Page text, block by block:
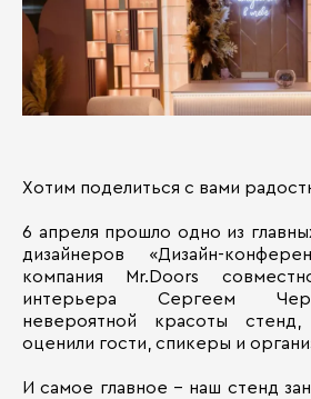
Хотим поделиться с вами
6 апреля прошло одно из
дизайнеров «Дизайн-
компания Mr.Doors
интерьера Сергеем
невероятной красоты
оценили гости, спикеры и
И самое главное - наш стенд